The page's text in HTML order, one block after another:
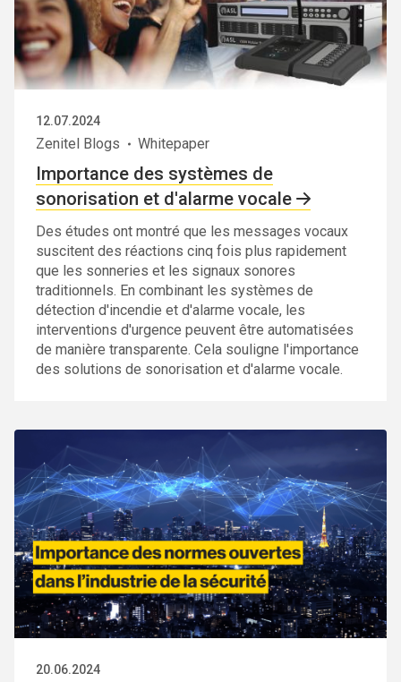
12.07.2024
Zenitel Blogs Whitepaper
Importance des systèmes de
sonorisation et d'alarme vocale
Des études ont montré que les messages vocaux
suscitent des réactions cinq fois plus rapidement
que les sonneries et les signaux sonores
traditionnels. En combinant les systèmes de
détection d'incendie et d'alarme vocale, les
interventions d'urgence peuvent être automatisées
de manière transparente. Cela souligne l'importance
des solutions de sonorisation et d'alarme vocale.
20.06.2024